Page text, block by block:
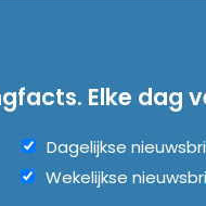
Elke dag
Dagelijkse
Wekelijkse